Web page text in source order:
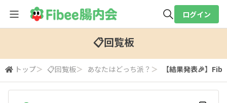
ログイン
📋回覧板
トップ＞ 📋回覧板＞ あなたはどっち派？ ＞ 【結果発表🎉】